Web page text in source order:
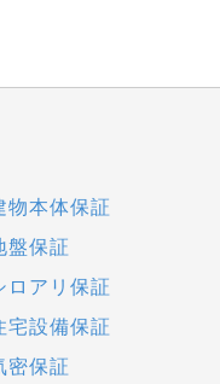
物本体保証
盤保証
ロアリ保証
宅設備保証
密保証